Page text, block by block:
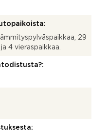
29
4 vieraspaikkaa.